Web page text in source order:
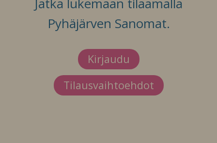
Pyhäjärven Sanomat.
Kirjaudu
Tilausvaihtoehdot